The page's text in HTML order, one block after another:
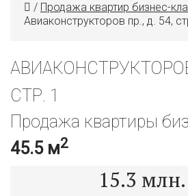
/ Продажа квартир бизнес-
Авиаконструкторов пр., д. 54,
СТР. 1
Продажа квартиры
45.5 м2
15.3 млн.